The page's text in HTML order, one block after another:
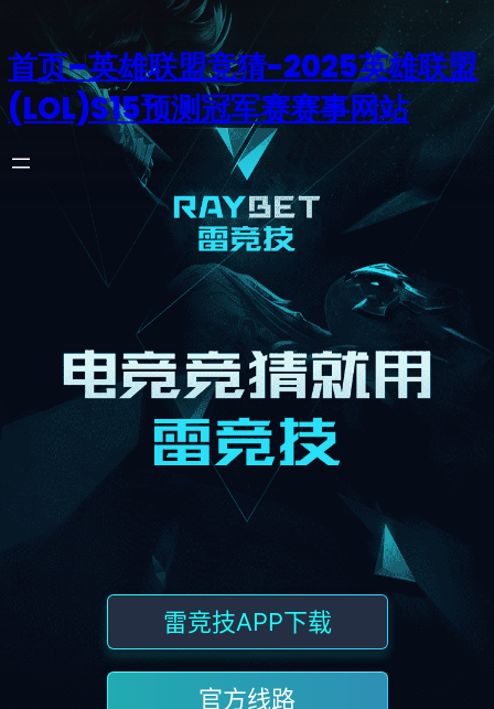
首页–英雄联盟竞猜-2025英雄联盟
(LOL)S15预测冠军赛赛事网站